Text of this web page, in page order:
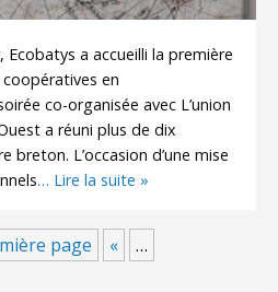
a accueilli la première
en
co-organisée avec L’union
a réuni plus de dix
L’occasion d’une mise
… Lire la suite »
page «
…